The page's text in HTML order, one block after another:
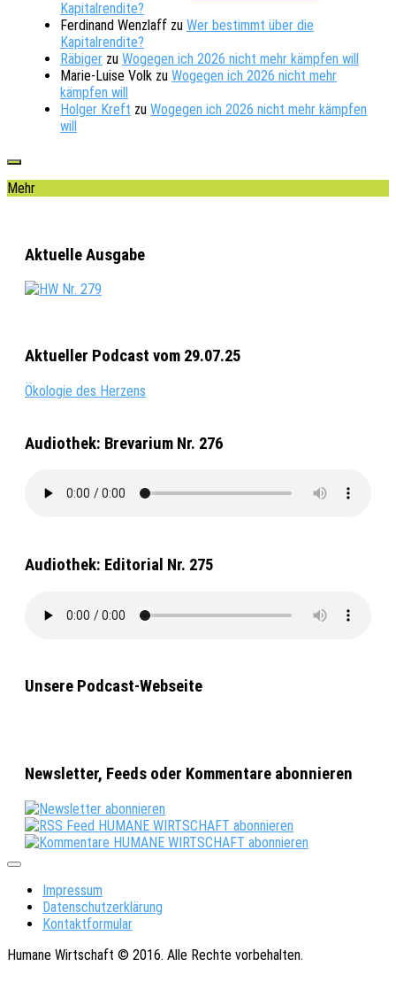
Kapitalrendite?
Ferdinand Wenzlaff zu Wer bestimmt über die
Kapitalrendite?
Räbiger zu Wogegen ich 2026 nicht mehr kämpfen will
Marie-Luise Volk zu Wogegen ich 2026 nicht mehr
kämpfen will
Holger Kreft zu Wogegen ich 2026 nicht mehr kämpfen
will
Mehr
Aktuelle Ausgabe
Aktueller Podcast vom 29.07.25
Ökologie des Herzens
Audiothek: Brevarium Nr. 276
Audiothek: Editorial Nr. 275
Unsere Podcast-Webseite
Newsletter, Feeds oder Kommentare abonnieren
Impressum
Datenschutzerklärung
Kontaktformular
Humane Wirtschaft © 2016. Alle Rechte vorbehalten.